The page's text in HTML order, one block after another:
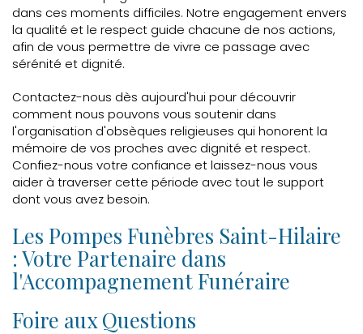
dans ces moments difficiles. Notre engagement envers
la qualité et le respect guide chacune de nos actions,
afin de vous permettre de vivre ce passage avec
sérénité et dignité.
Contactez-nous dès aujourd'hui pour découvrir
comment nous pouvons vous soutenir dans
l'organisation d'obsèques religieuses qui honorent la
mémoire de vos proches avec dignité et respect.
Confiez-nous votre confiance et laissez-nous vous
aider à traverser cette période avec tout le support
dont vous avez besoin.
Les Pompes Funèbres Saint-Hilaire
: Votre Partenaire dans
l'Accompagnement Funéraire
Foire aux Questions